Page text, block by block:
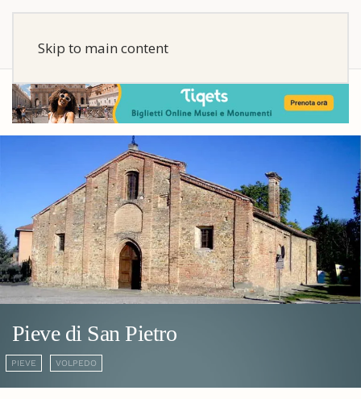
Skip to main content
Pieve di San Pietro
PIEVE VOLPEDO